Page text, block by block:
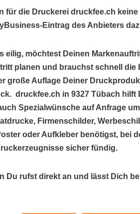
für die Druckerei druckfee.ch
Eintrag des Anbieters
eilig, möchtest Deinen
planen und brauchst schnell
große Auflage Deiner
druckfee.ch in 9327 Tübach
Spezialwünsche auf Anfrage
Firmenschilder,
oder Aufkleber benötigst, bei
sicher fündig.
Du rufst direkt an und lässt Dich